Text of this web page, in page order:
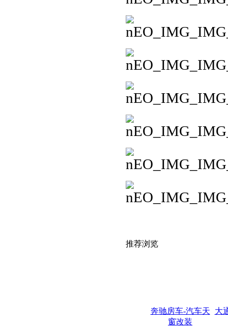
推荐浏览
奔驰房车-汽车天
窗改装
大